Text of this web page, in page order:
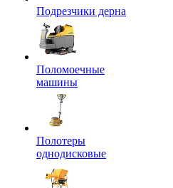
Подрезчики дерна
Поломоечные
машины
Полотеры
однодисковые